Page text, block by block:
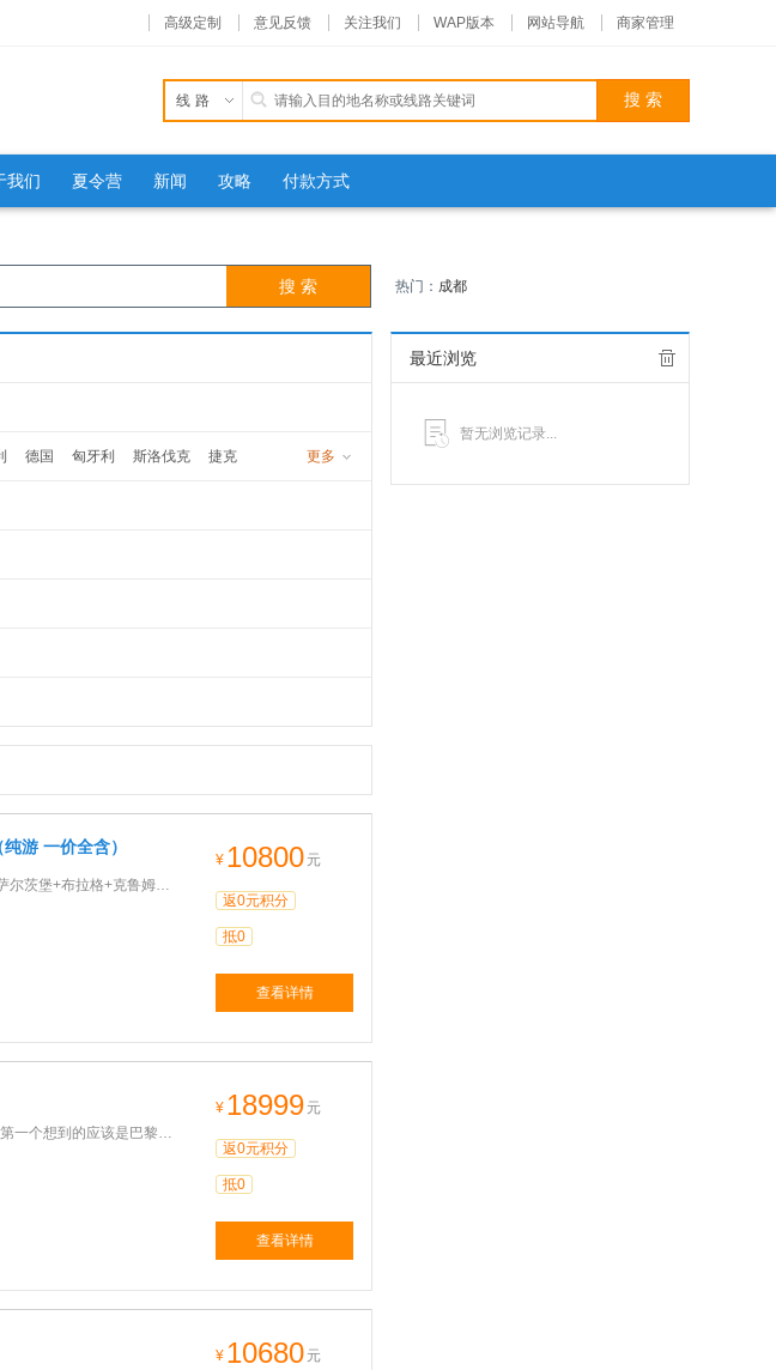
高级定制 意见反馈 关注我们 WAP版本 网站导航 商家管理
线路
我们 夏令营 新闻 攻略 付款方式
热门： 成都
德国 匈牙利 斯洛伐克
捷克
更多
游 一价全含）
+布达佩斯+多瑙河三镇+全程四星+特
¥ 10800 元
返0元积分
抵0
查看详情
城——米兰：冲破禁锢向往自由的米兰
¥ 18999 元
返0元积分
抵0
查看详情
¥ 10680 元
最近浏览
暂无浏览记录...